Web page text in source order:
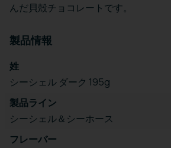
んだ貝殻チョコレートです。
製品情報
姓
シーシェル ダーク 195g
製品ライン
シーシェル＆シーホース
フレーバー